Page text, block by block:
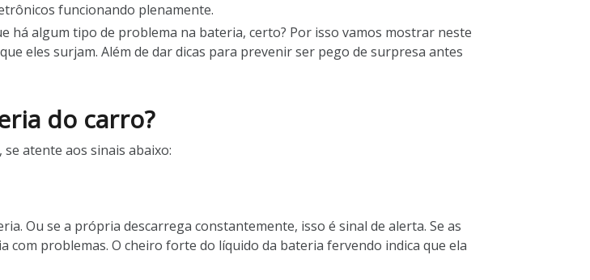
funcionando plenamente.
há algum tipo de problema na bateria, certo? Por isso vamos mostrar neste
eles surjam. Além de dar dicas para prevenir ser pego de surpresa antes
do carro?
atente aos sinais abaixo:
Ou se a própria descarrega constantemente, isso é sinal de alerta. Se as
problemas. O cheiro forte do líquido da bateria fervendo indica que ela